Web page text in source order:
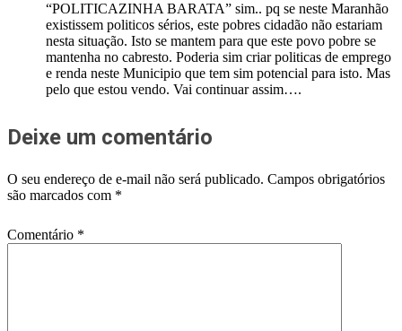
“POLITICAZINHA BARATA” sim.. pq se neste Maranhão
existissem politicos sérios, este pobres cidadão não estariam
nesta situação. Isto se mantem para que este povo pobre se
mantenha no cabresto. Poderia sim criar politicas de emprego
e renda neste Municipio que tem sim potencial para isto. Mas
pelo que estou vendo. Vai continuar assim….
Deixe um comentário
O seu endereço de e-mail não será publicado. Campos obrigatórios
são marcados com *
Comentário *